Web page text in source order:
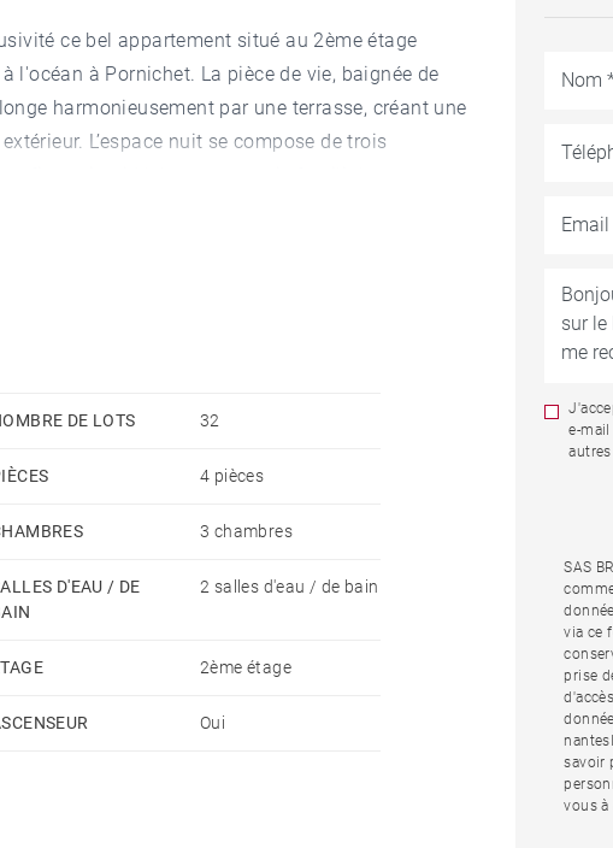
ce bel appartement situé au 2ème étage
l'océan à Pornichet. La pièce de vie, baignée de
harmonieusement par une terrasse, créant une
L’espace nuit se compose de trois
laissent entrevoir un beau potentiel et de
concevoir un intérieur personnalisé, élégant et
attenante, deux atouts particulièrement
à l'atmosphère douce et apaisante.
Montant moyen de la quote-part de charges
: 1340€ ~ 1830€
DE LOTS 32
4 pièces
3 chambres
D'EAU / DE
2 salles d'eau / de bain
2ème étage
Oui
e-
autres
SAS
via ce
prise
savoir
vous à